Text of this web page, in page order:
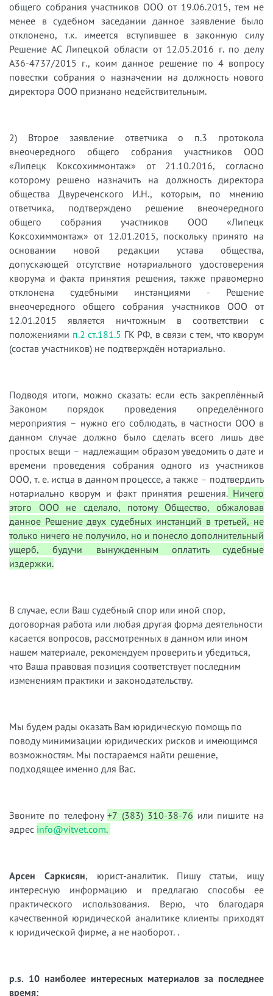
общего собрания участников ООО от 19.06.2015, тем не
менее в судебном заседании данное заявление было
отклонено, т.к. имеется вступившее в законную силу
Решение АС Липецкой области от 12.05.2016 г. по делу
А36-4737/2015 г., коим данное решение по 4 вопросу
повестки собрания о назначении на должность нового
директора ООО признано недействительным.
2)​ Второе заявление ответчика о п.3 протокола
внеочередного общего собрания участников ООО
«Липецк Коксохиммонтаж» от 21.10.2016, согласно
которому решено назначить на должность директора
общества Двуреченского И.Н., которым, по мнению
ответчика, подтверждено решение внеочередного
общего собрания участников ООО «Липецк
Коксохиммонтаж» от 12.01.2015, поскольку принято на
основании новой редакции устава общества,
допускающей отсутствие нотариального удостоверения
кворума и факта принятия решения, также правомерно
отклонена судебными инстанциями - Решение
внеочередного общего собрания участников ООО от
12.01.2015 является ничтожным в соответствии с
положениями п.2 ст.181.5 ГК РФ, в связи с тем, что кворум
(состав участников) не подтверждён нотариально.
Подводя итоги, можно сказать: если есть закреплённый
Законом порядок проведения определённого
мероприятия – нужно его соблюдать, в частности ООО в
данном случае должно было сделать всего лишь две
простых вещи – надлежащим образом уведомить о дате и
времени проведения собрания одного из участников
ООО, т. е. истца в данном процессе, а также – подтвердить
нотариально кворум и факт принятия решения.Ничего
этого ООО не сделало, потому Общество, обжаловав
данное Решение двух судебных инстанций в третьей, не
только ничего не получило, но и понесло дополнительный
ущерб, будучи вынужденным оплатить судебные
издержки.
В случае, если Ваш судебный спор или иной спор,
договорная работа или любая другая форма деятельности
касается вопросов, рассмотренных в данном или ином
нашем материале, рекомендуем проверить и убедиться,
что Ваша правовая позиция соответствует последним
изменениям практики и законодательству.
Мы будем рады оказать Вам юридическую помощь по
поводу минимизации юридических рисков и имеющимся
возможностям. Мы постараемся найти решение,
подходящее именно для Вас.
Звоните по телефону+7 (383) 310-38-76 или пишите на
адрес info@vitvet.com.
Арсен Саркисян, юрист-аналитик. Пишу статьи, ищу
интересную информацию и предлагаю способы ее
практического использования. Верю, что благодаря
качественной юридической аналитике клиенты приходят
к юридической фирме, а не наоборот. .
p.s. 10 наиболее интересных материалов за последнее
время: